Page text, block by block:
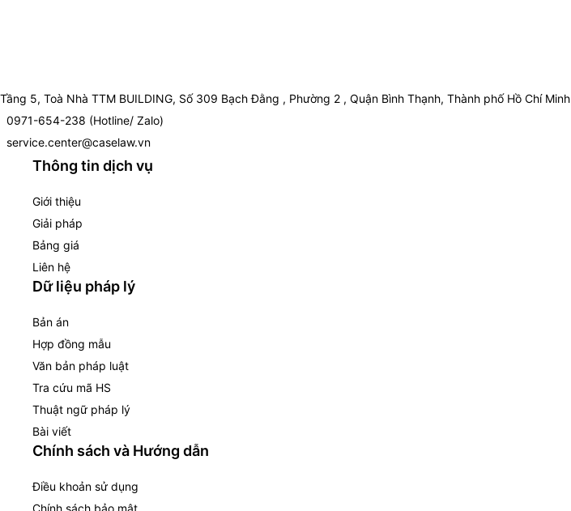
Tầng 5, Toà Nhà TTM BUILDING, Số 309 Bạch Đằng , Phường 2 , Quận Bình Thạnh, Thành phố Hồ Chí Minh
0971-654-238 (Hotline/ Zalo)
service.center@caselaw.vn
Thông tin dịch vụ
Giới thiệu
Giải pháp
Bảng giá
Liên hệ
Dữ liệu pháp lý
Bản án
Hợp đồng mẫu
Văn bản pháp luật
Tra cứu mã HS
Thuật ngữ pháp lý
Bài viết
Chính sách và Hướng dẫn
Điều khoản sử dụng
Chính sách bảo mật